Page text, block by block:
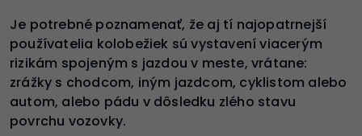
Je potrebné poznamenať, že aj tí najopatrnejší
používatelia kolobežiek sú vystavení viacerým
rizikám spojeným s jazdou v meste, vrátane:
zrážky s chodcom, iným jazdcom, cyklistom alebo
autom, alebo pádu v dôsledku zlého stavu
povrchu vozovky.